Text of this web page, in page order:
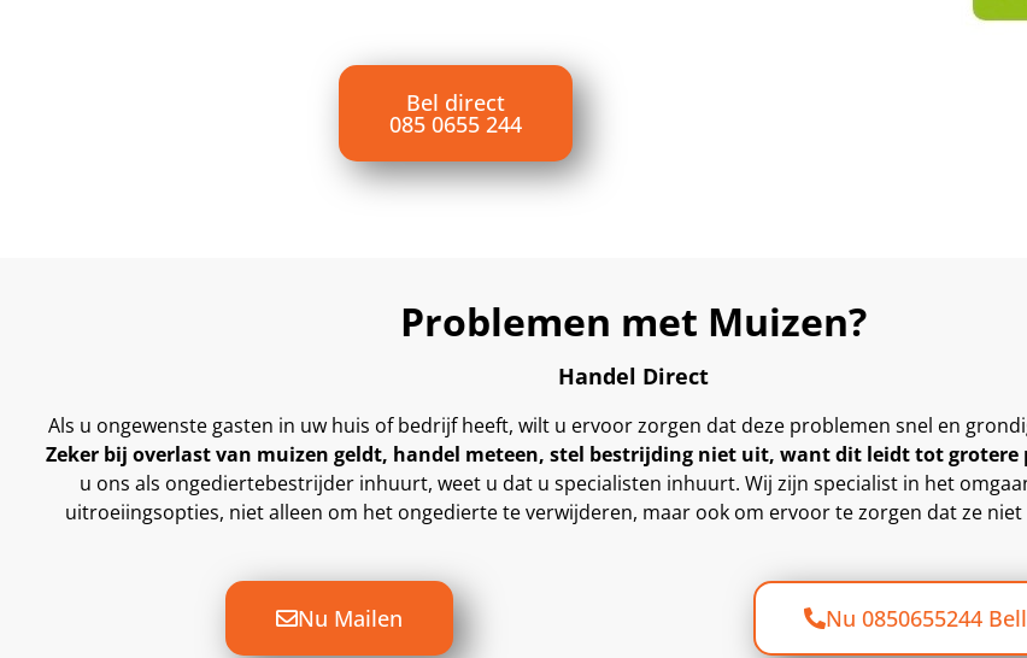
Bel direct
085 0655 244
Problemen met Muizen?
Handel Direct
Als u ongewenste gasten in uw huis of bedrijf heeft, wilt u ervoor zorgen dat deze problemen snel en
Zeker bij overlast van muizen geldt, handel meteen, stel bestrijding niet uit, want dit leidt tot grotere
u ons als ongediertebestrijder inhuurt, weet u dat u specialisten inhuurt. Wij zijn specialist in het
uitroeiingsopties, niet alleen om het ongedierte te verwijderen, maar ook om ervoor te zorgen dat ze
Nu Mailen Nu 0850655244